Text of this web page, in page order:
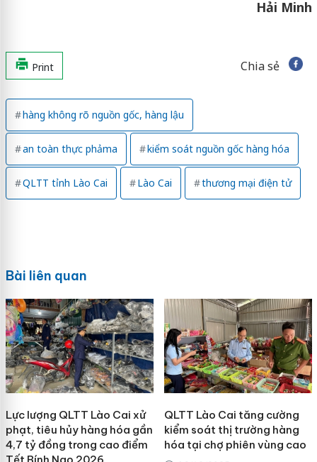
Hải Minh
Print Chia sẻ
hàng không rõ nguồn gốc, hàng lậu
an toàn thực phảma kiểm soát nguồn gốc hàng hóa
QLTT tỉnh Lào Cai Lào Cai thương mại điện tử
Bài liên quan
Lực lượng QLTT Lào Cai xử
phạt, tiêu hủy hàng hóa gần
4,7 tỷ đồng trong cao điểm
QLTT Lào Cai tăng cường
kiểm soát thị trường hàng
hóa tại chợ phiên vùng cao